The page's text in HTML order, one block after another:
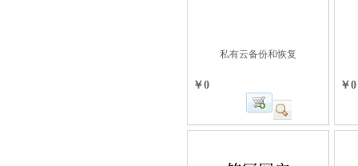
私有云备份和恢复
￥0 ￥0